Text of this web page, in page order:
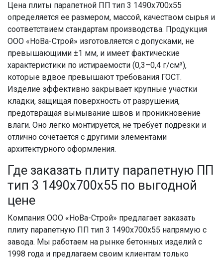
Цена плиты парапетной ПП тип 3 1490x700x55
определяется ее размером, массой, качеством сырья и
соответствием стандартам производства. Продукция
ООО «НоВа-Строй» изготовляется с допусками, не
превышающими ±1 мм, и имеет фактические
характеристики по истираемости (0,3–0,4 г/см³),
которые вдвое превышают требования ГОСТ.
Изделие эффективно закрывает крупные участки
кладки, защищая поверхность от разрушения,
предотвращая вымывание швов и проникновение
влаги. Оно легко монтируется, не требует подрезки и
отлично сочетается с другими элементами
архитектурного оформления.
Где заказать плиту парапетную ПП
тип 3 1490x700x55 по выгодной
цене
Компания ООО «НоВа-Строй» предлагает заказать
плиту парапетную ПП тип 3 1490x700x55 напрямую с
завода. Мы работаем на рынке бетонных изделий с
1998 года и предлагаем своим клиентам только